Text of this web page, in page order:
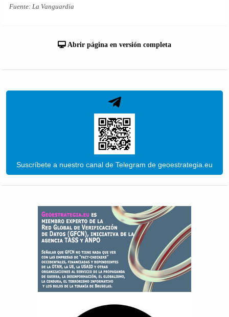
Fuente: La Vanguardia
Abrir página en versión completa
Suscríbete a nuestro canal de Telegram de geoestrategia.eu